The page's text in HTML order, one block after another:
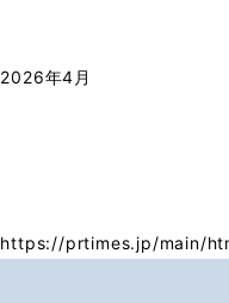
2026年4月
https://prtimes.jp/main/